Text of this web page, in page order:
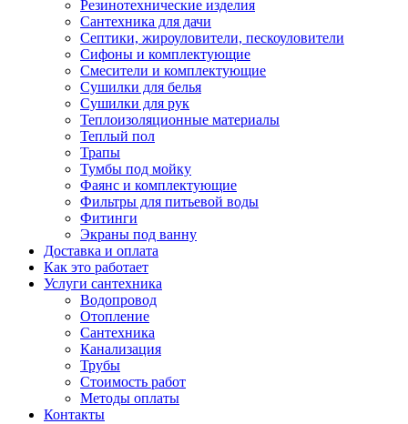
Резинотехнические изделия
Сантехника для дачи
Септики, жироуловители, пескоуловители
Сифоны и комплектующие
Смесители и комплектующие
Сушилки для белья
Сушилки для рук
Теплоизоляционные материалы
Теплый пол
Трапы
Тумбы под мойку
Фаянс и комплектующие
Фильтры для питьевой воды
Фитинги
Экраны под ванну
Доставка и оплата
Как это работает
Услуги сантехника
Водопровод
Отопление
Сантехника
Канализация
Трубы
Стоимость работ
Методы оплаты
Контакты